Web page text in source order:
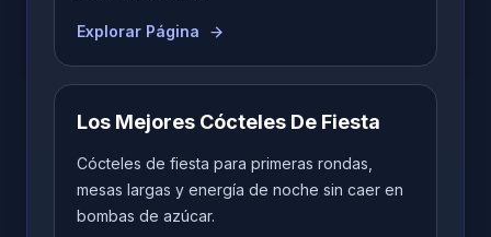
Explorar Página
Los Mejores Cócteles De Fiesta
Cócteles de fiesta para primeras rondas,
mesas largas y energía de noche sin caer en
bombas de azúcar.